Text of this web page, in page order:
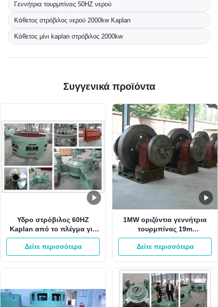
Γεννήτρια τουρμπίνας 50HZ νερού
Κάθετος στρόβιλος νερού 2000kw Kaplan
Κάθετος μίνι kaplan στρόβιλος 2000kw
Συγγενικά προϊόντα
Υδρο στρόβιλος 60HZ
Kaplan από το πλέγμα για
το μίνι υδρο στρόβιλο
Kaplan σταθμών κάθετο
Δείτε περισσότερα
1MW οριζόντια γεννήτρια
τουρμπίνας 19m
μανομετρικό ύψος στήλης
νερού 6.2m3/S Kaplan
Δείτε περισσότερα